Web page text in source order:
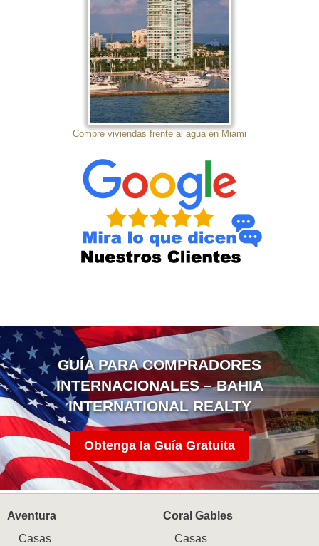
Compre viviendas frente al agua en Miami
GUÍA PARA COMPRADORES
INTERNACIONALES – BAHIA
INTERNATIONAL REALTY
Obtenga la Guía Gratuita
Aventura
Casas
Coral Gables
Casas